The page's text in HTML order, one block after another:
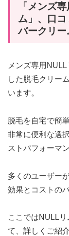
「メンズ
ム」、口
バークリ
メンズ専用
した脱毛クリー
います。
脱毛を自宅で簡
非常に便利な選
ストパフォーマ
多くのユーザー
効果とコストの
ここではNULL
て、詳しくご紹